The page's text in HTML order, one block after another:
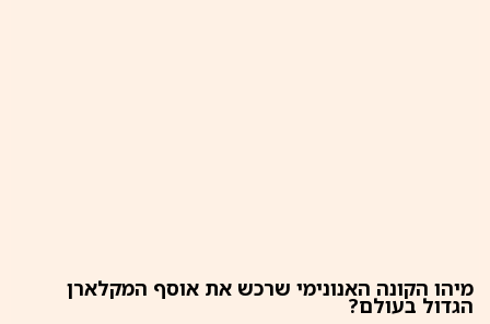
מיהו הקונה האנונימי שרכש את אוסף המקלארן
הגדול בעולם?